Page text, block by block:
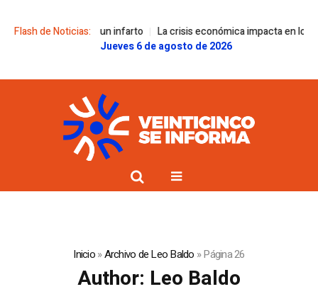
Flash de Noticias:
un infarto
La crisis económica impacta en los jóvenes de barrios
Jueves 6 de agosto de 2026
Inicio»Archivo de Leo Baldo »Página 26
Author: Leo Baldo